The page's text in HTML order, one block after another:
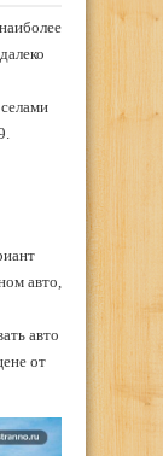
авто,
авто
от